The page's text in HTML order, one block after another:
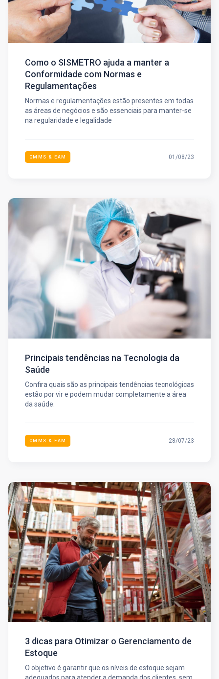
Como o SISMETRO ajuda a manter a
Conformidade com Normas e
Regulamentações
Normas e regulamentações estão presentes em todas
as áreas de negócios e são essenciais para manter-se
na regularidade e legalidade
CMMS & EAM 01/08/23
Principais tendências na Tecnologia da
Saúde
Confira quais são as principais tendências tecnológicas
estão por vir e podem mudar completamente a área
da saúde.
CMMS & EAM 28/07/23
3 dicas para Otimizar o Gerenciamento de
Estoque
O objetivo é garantir que os níveis de estoque sejam